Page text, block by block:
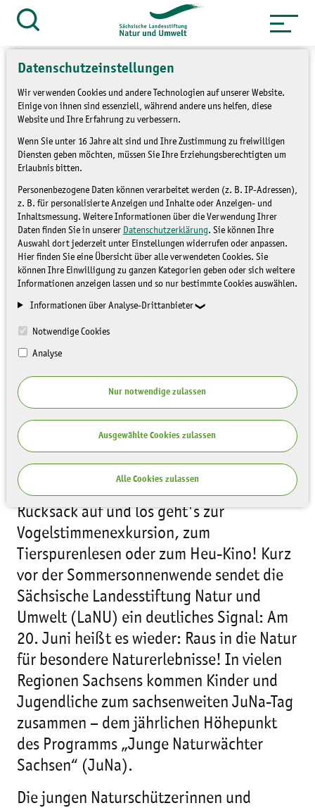
Datenschutzeinstellungen
Wir verwenden Cookies und andere Technologien auf unserer Website.
Einige von ihnen sind essenziell, während andere uns helfen, diese
Website und Ihre Erfahrung zu verbessern.
Wenn Sie unter 16 Jahre alt sind und Ihre Zustimmung zu freiwilligen
Diensten geben möchten, müssen Sie Ihre Erziehungsberechtigten um
Erlaubnis bitten.
Personenbezogene Daten können verarbeitet werden (z. B. IP-Adressen),
z. B. für personalisierte Anzeigen und Inhalte oder Anzeigen- und
Inhaltsmessung. Weitere Informationen über die Verwendung Ihrer
Daten finden Sie in unserer Datenschutzerklärung. Sie können Ihre
Auswahl dort jederzeit unter Einstellungen widerrufen oder anpassen.
Hier finden Sie eine Übersicht über alle verwendeten Cookies. Sie
können Ihre Einwilligung zu ganzen Kategorien geben oder sich weitere
Informationen anzeigen lassen und so nur bestimmte Cookies auswählen.
Informationen über Analyse-Drittanbieter
Notwendige Cookies
Analyse
Nur notwendige zulassen
Ausgewählte Cookies zulassen
Alle Cookies zulassen
Zum
Inhalt
springen
öffnen
Service » Presse und Medien
» Pressemitteilungen
Erkennen von
Vogelstimmen, Lesen von
Tierspuren und Heu-Kino
PRESSEMITTEILUNGEN
Rucksack auf und los geht's zur
Vogelstimmenexkursion, zum
Tierspurenlesen oder zum Heu-Kino! Kurz
vor der Sommersonnenwende sendet die
Sächsische Landesstiftung Natur und
Umwelt (LaNU) ein deutliches Signal: Am
20. Juni heißt es wieder: Raus in die Natur
für besondere Naturerlebnisse! In vielen
Regionen Sachsens kommen Kinder und
Jugendliche zum sachsenweiten JuNa-Tag
zusammen – dem jährlichen Höhepunkt
des Programms „Junge Naturwächter
Sachsen“ (JuNa).
Die jungen Naturschützerinnen und